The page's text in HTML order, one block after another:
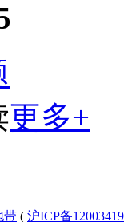
更多+
带 ( 沪ICP备